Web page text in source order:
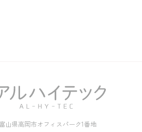
富山県高岡市オフィスパーク1番地